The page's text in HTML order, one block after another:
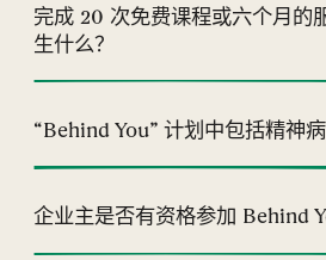
完成 20 次免费课程或六个月的
生什么？
“Behind You” 计划中包括精神病
企业主是否有资格参加 Behind